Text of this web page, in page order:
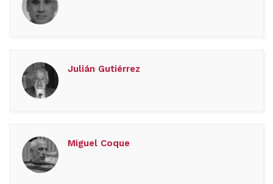
Julián Gutiérrez
Miguel Coque